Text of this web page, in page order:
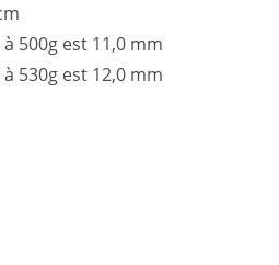
500g est 11,0 mm
530g est 12,0 mm